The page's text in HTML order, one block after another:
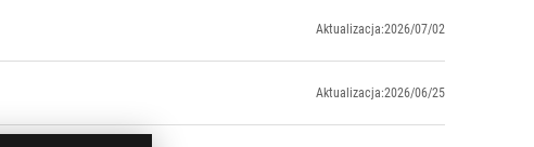
Aktualizacja:2026/07/02
Aktualizacja:2026/06/25